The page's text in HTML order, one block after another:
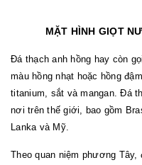
MẶT HÌNH GIỌT
Đá thạch anh hồng hay còn
màu hồng nhạt hoặc hồng
titanium, sắt và mangan. Đá
nơi trên thế giới, bao gồm
Lanka và Mỹ.
Theo quan niệm phương